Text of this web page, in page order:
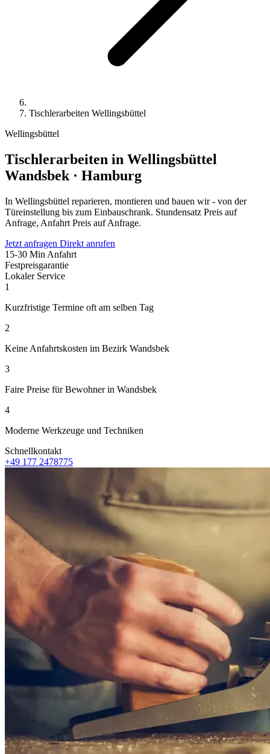
Tischlerarbeiten Wellingsbüttel
Wellingsbüttel
Tischlerarbeiten in Wellingsbüttel
Wandsbek · Hamburg
In Wellingsbüttel reparieren, montieren und bauen wir - von der
Türeinstellung bis zum Einbauschrank. Stundensatz Preis auf
Anfrage, Anfahrt Preis auf Anfrage.
Jetzt anfragen Direkt anrufen
15-30 Min Anfahrt
Festpreisgarantie
Lokaler Service
1
Kurzfristige Termine oft am selben Tag
2
Keine Anfahrtskosten im Bezirk Wandsbek
3
Faire Preise für Bewohner in Wandsbek
4
Moderne Werkzeuge und Techniken
Schnellkontakt
+49 177 2478775